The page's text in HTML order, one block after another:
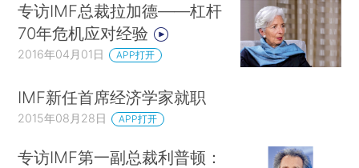
专访IMF总裁拉加德——杠杆
70年危机应对经验
2016年04月01日 APP打开
IMF新任首席经济学家就职
2015年08月28日 APP打开
专访IMF第一副总裁利普顿：